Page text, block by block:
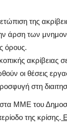
της
άρση των
όρους.
ακρίβειας
οι θέσεις
στη
ΜΜΕ του
της κρίσης.